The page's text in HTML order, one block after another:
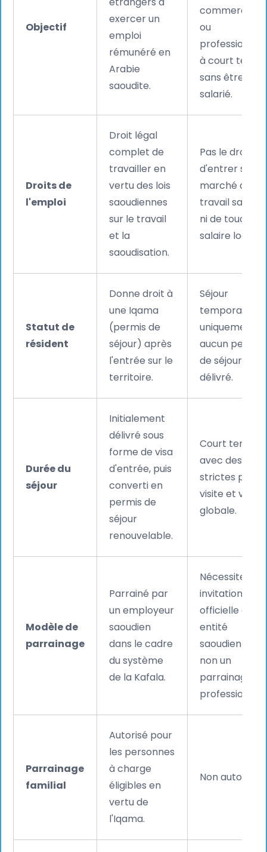
Objectif
exercer un
emploi
rémunéré en
Arabie
saoudite.
ou
à court terme
sans être
salarié.
Droits de
l'emploi
Droit légal
complet de
travailler en
vertu des lois
saoudiennes
sur le travail
et la
saoudisation.
Pas le droit
d'entrer sur le
marché du
travail
ni de toucher
salaire local.
Statut de
résident
Donne droit à
une Iqama
(permis de
séjour) après
l'entrée sur le
territoire.
Séjour
temporaire
uniquement ;
aucun permis
de séjour
délivré.
Durée du
séjour
Initialement
délivré sous
forme de visa
d'entrée, puis
converti en
permis de
séjour
renouvelable.
Court terme
avec des
strictes par
visite et
globale.
Modèle de
parrainage
Parrainé par
un employeur
saoudien
dans le cadre
du système
de la Kafala.
Nécessite une
invitation
officielle d'une
entité
saoudienne,
non un
parrainage
professionnel.
Parrainage
familial
Autorisé pour
les personnes
à charge
éligibles en
vertu de
l'Iqama.
Non autorisé.